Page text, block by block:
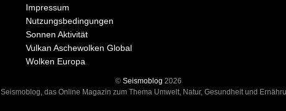
Impressum
Nutzungsbedingungen
Sonnen Aktivität
Vulkan Aschewolken Global
Wolken Europa
© Seismoblog 2026
Seismoblog, das Online Magazin zum Thema Umwelt, Natur, Gesundheit und